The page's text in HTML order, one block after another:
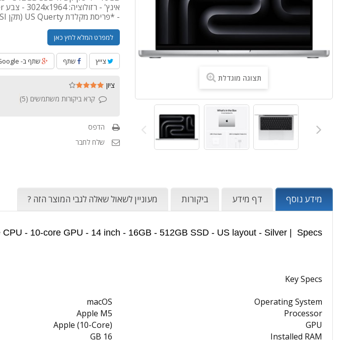
תצוגה מוגדלת
- *פריסת מקלדת US Querty (תקן ANSI)*
למפרט המלא לחץ כאן
צייץ שתף שתף ב- Google
ציון
קרא ביקורות משתמשים (5
)
הדפס
שלח לחבר
מידע נוסף דף מידע ביקורות מעוניין לשאול שאלה לגבי המוצר הזה ?
- 10‑core GPU - 14 inch - 16GB - 512GB SSD - US layout - Silver | Specs
Key Specs
Operating System
macOS
Processor
Apple M5
GPU
Apple (10-Core)
Installed RAM
16 GB